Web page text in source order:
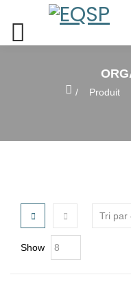
Produit
Show